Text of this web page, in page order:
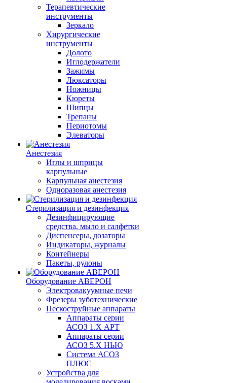
Терапевтические
инструменты
Зеркало
Хирургические
инструменты
Долото
Иглодержатели
Зажимы
Люксаторы
Ножницы
Кюреты
Шипцы
Трепаны
Периотомы
Элеваторы
Анестезия
Иглы и шприцы
карпульные
Карпульная анестезия
Одноразовая анестезия
Стерилизация и дезинфекция
Дезинфицирующие
средства, мыло и салфетки
Диспенсеры, дозаторы
Индикаторы, журналы
Контейнеры
Пакеты, рулоны
Оборудование АВЕРОН
Электровакуумные печи
Фрезеры зуботехнические
Пескоструйные аппараты
Аппараты серии
АСОЗ 1.Х АРТ
Аппараты серии
АСОЗ 5.Х НЬЮ
Система АСОЗ
ПЛЮС
Устройства для